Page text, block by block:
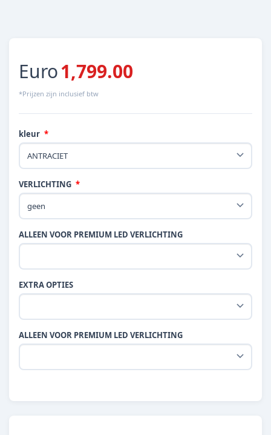
Euro1,799.00
*Prijzen zijn inclusief btw
kleur
VERLICHTING
ALLEEN VOOR PREMIUM LED VERLICHTING
EXTRA OPTIES
ALLEEN VOOR PREMIUM LED VERLICHTING